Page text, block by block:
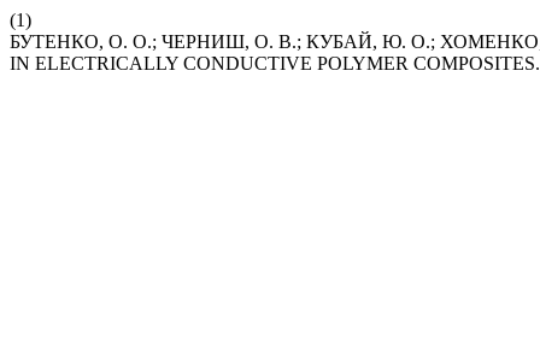
(1)
БУТЕНКО, О. О.; ЧЕРНИШ, О. В.; КУБАЙ, Ю. О.; ХОМЕНКО,
IN ELECTRICALLY CONDUCTIVE POLYMER